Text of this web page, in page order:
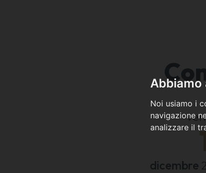
Abbiamo
Noi usiamo i
navigazione
analizzare il
dicembre